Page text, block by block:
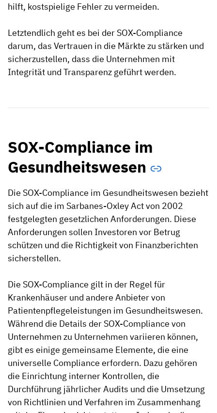
hilft, kostspielige Fehler zu vermeiden.
Letztendlich geht es bei der SOX-Compliance
darum, das Vertrauen in die Märkte zu stärken und
sicherzustellen, dass die Unternehmen mit
Integrität und Transparenz geführt werden.
SOX-Compliance im
Gesundheitswesen
Die SOX-Compliance im Gesundheitswesen bezieht
sich auf die im Sarbanes-Oxley Act von 2002
festgelegten gesetzlichen Anforderungen. Diese
Anforderungen sollen Investoren vor Betrug
schützen und die Richtigkeit von Finanzberichten
sicherstellen.
Die SOX-Compliance gilt in der Regel für
Krankenhäuser und andere Anbieter von
Patientenpflegeleistungen im Gesundheitswesen.
Während die Details der SOX-Compliance von
Unternehmen zu Unternehmen variieren können,
gibt es einige gemeinsame Elemente, die eine
universelle Compliance erfordern. Dazu gehören
die Einrichtung interner Kontrollen, die
Durchführung jährlicher Audits und die Umsetzung
von Richtlinien und Verfahren im Zusammenhang